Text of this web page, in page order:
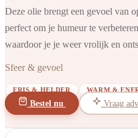
Deze olie brengt een gevoel van
perfect om je humeur te
waardoor je je weer vrolijk en
Sfeer & gevoel
FRIS & HELDER WARM &
Bestel nu Vraag